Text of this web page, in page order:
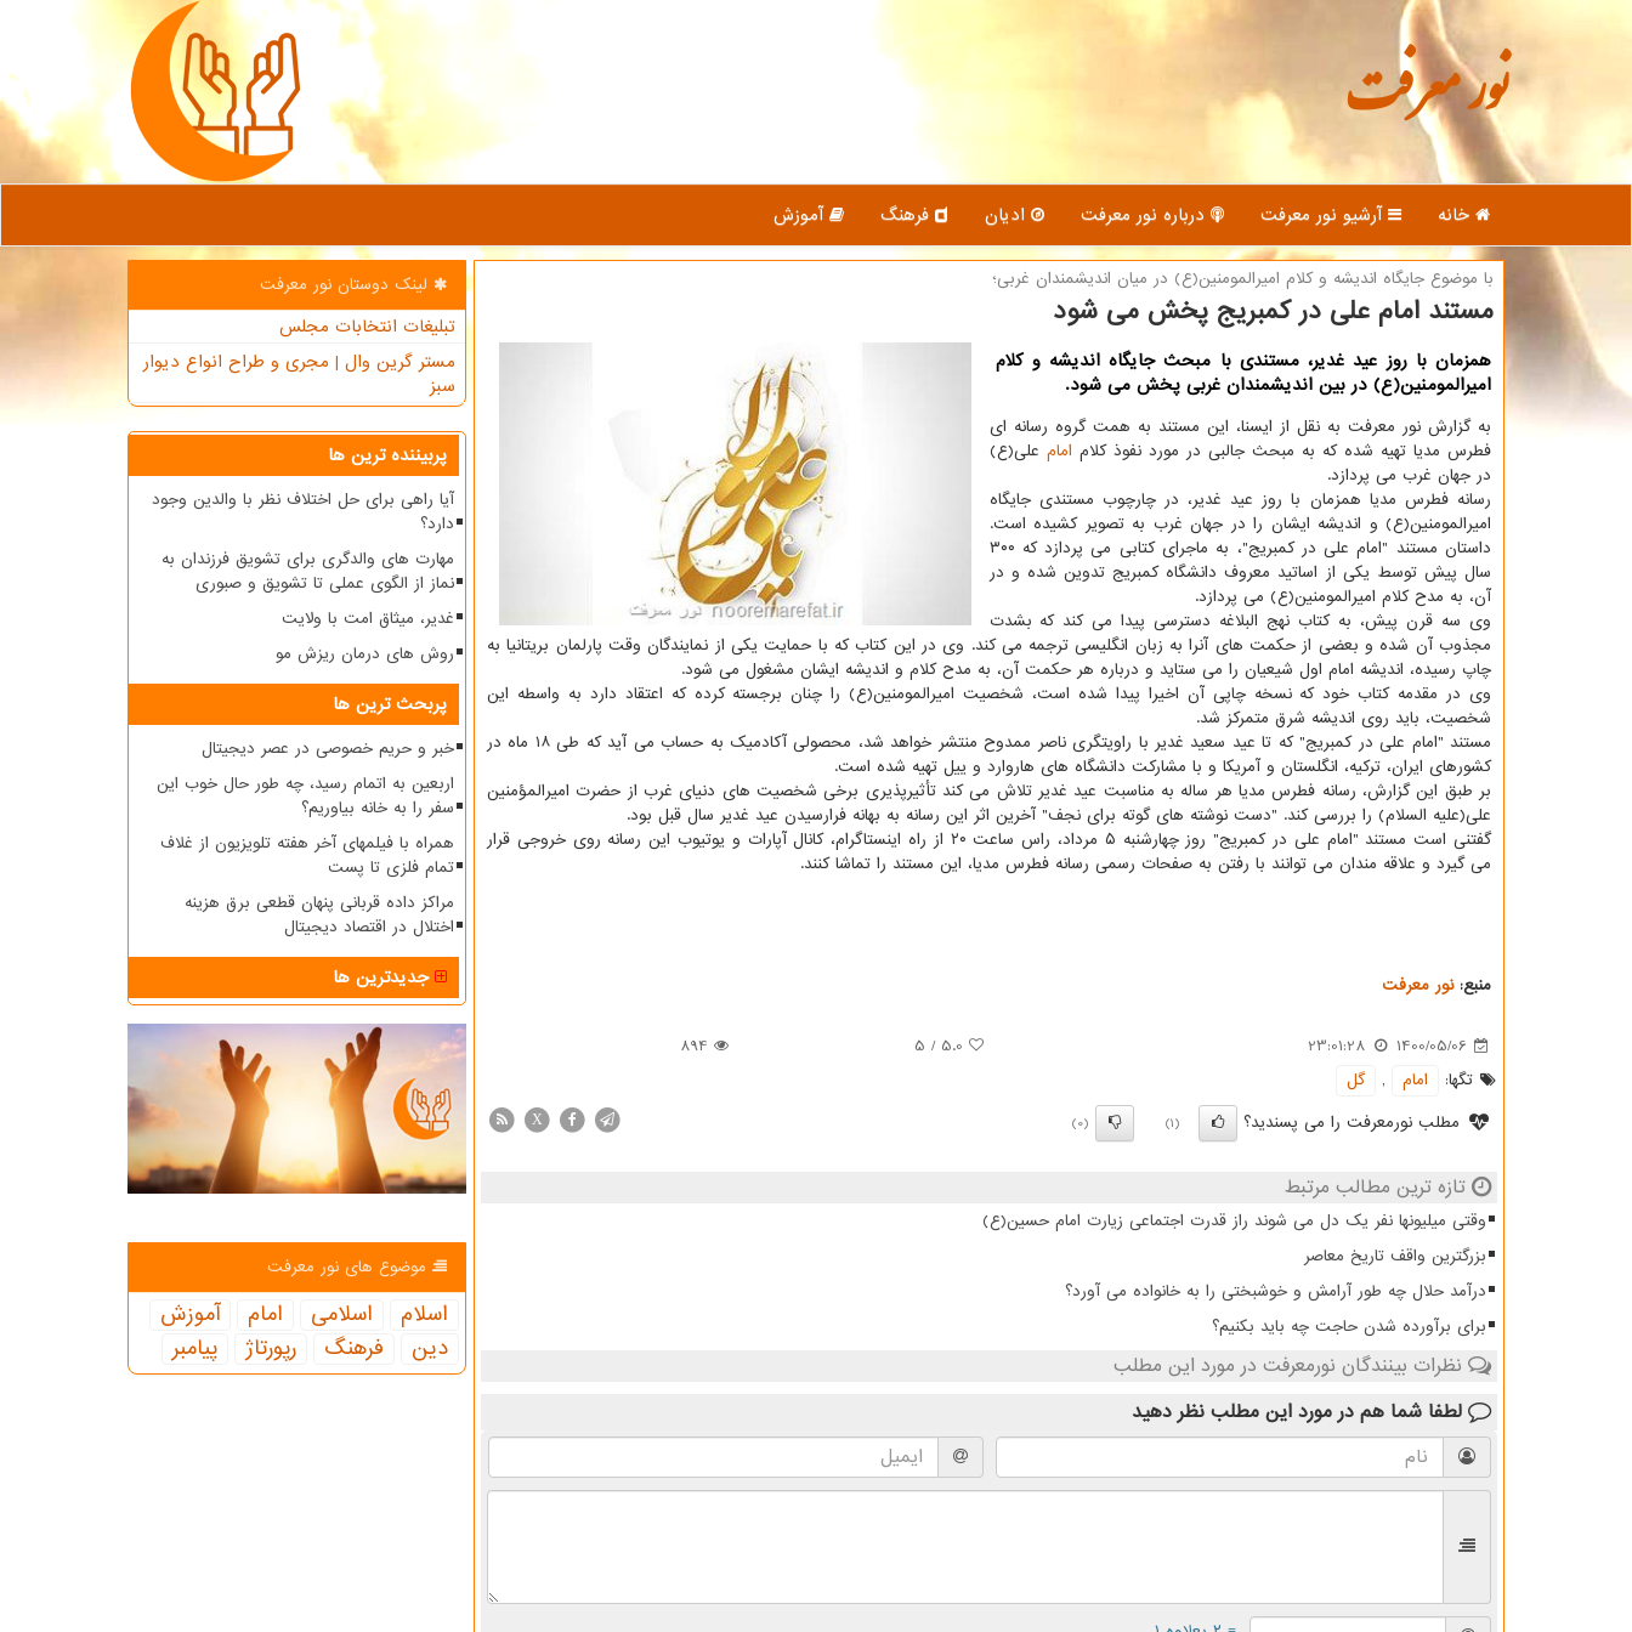
نور معرفت
خانه آرشیو نور معرفت درباره نور معرفت ادیان فرهنگ آموزش
با موضوع جایگاه اندیشه و كلام امیرالمومنین(ع) در میان اندیشمندان غربی؛
مستند امام علی در كمبریج پخش می شود
همزمان با روز عید غدیر، مستندی با مبحث جایگاه اندیشه و کلام
امیرالمومنین(ع) در بین اندیشمندان غربی پخش می شود.
به گزارش نور معرفت به نقل از ایسنا، این مستند به همت گروه رسانه ای
فطرس مدیا تهیه شده که به مبحث جالبی در مورد نفوذ کلام امام علی(ع)
در جهان غرب می پردازد.
رسانه فطرس مدیا همزمان با روز عید غدیر، در چارچوب مستندی جایگاه
امیرالمومنین(ع) و اندیشه ایشان را در جهان غرب به تصویر کشیده است.
داستان مستند "امام علی در کمبریج"، به ماجرای کتابی می پردازد که ۳۰۰
سال پیش توسط یکی از اساتید معروف دانشگاه کمبریج تدوین شده و در
آن، به مدح کلام امیرالمومنین(ع) می پردازد.
وی سه قرن پیش، به کتاب نهج البلاغه دسترسی پیدا می کند که بشدت
مجذوب آن شده و بعضی از حکمت های آنرا به زبان انگلیسی ترجمه می کند. وی در این کتاب که با حمایت یکی از نمایندگان وقت پارلمان بریتانیا به
چاپ رسیده، اندیشه امام اول شیعیان را می ستاید و درباره هر حکمت آن، به مدح کلام و اندیشه ایشان مشغول می شود.
وی در مقدمه کتاب خود که نسخه چاپی آن اخیرا پیدا شده است، شخصیت امیرالمومنین(ع) را چنان برجسته کرده که اعتقاد دارد به واسطه این
شخصیت، باید روی اندیشه شرق متمرکز شد.
مستند "امام علی در کمبریج" که تا عید سعید غدیر با راویتگری ناصر ممدوح منتشر خواهد شد، محصولی آکادمیک به حساب می آید که طی ۱۸ ماه در
کشورهای ایران، ترکیه، انگلستان و آمریکا و با مشارکت دانشگاه های هاروارد و ییل تهیه شده است.
بر طبق این گزارش، رسانه فطرس مدیا هر ساله به مناسبت عید غدیر تلاش می کند تأثیرپذیری برخی شخصیت های دنیای غرب از حضرت امیرالمؤمنین
علی(علیه السلام) را بررسی کند. "دست نوشته های گوته برای نجف" آخرین اثر این رسانه به بهانه فرارسیدن عید غدیر سال قبل بود.
گفتنی است مستند "امام علی در کمبریج" روز چهارشنبه ۵ مرداد، راس ساعت ۲۰ از راه اینستاگرام، کانال آپارات و یوتیوب این رسانه روی خروجی قرار
می گیرد و علاقه مندان می توانند با رفتن به صفحات رسمی رسانه فطرس مدیا، این مستند را تماشا کنند.
منبع:نور معرفت
1400/05/06
23:01:28
5.0
/
5
894
تگها:
امام ,
گل
مطلب نورمعرفت را می پسندید؟
(1)
(0)
X
تازه ترین مطالب مرتبط
وقتی میلیونها نفر یک دل می شوند راز قدرت اجتماعی زیارت امام حسین(ع)
بزرگترین واقف تاریخ معاصر
درآمد حلال چه طور آرامش و خوشبختی را به خانواده می آورد؟
برای برآورده شدن حاجت چه باید بکنیم؟
نظرات بینندگان نورمعرفت در مورد این مطلب
لطفا شما هم در مورد این مطلب نظر دهید
لینک دوستان نور معرفت
تبلیغات انتخابات مجلس
مستر گرین وال | مجری و طراح انواع دیوار
سبز
پربیننده ترین ها
آیا راهی برای حل اختلاف نظر با والدین وجود
دارد؟
مهارت های والدگری برای تشویق فرزندان به
نماز از الگوی عملی تا تشویق و صبوری
غدیر، میثاق امت با ولایت
روش های درمان ریزش مو
پربحث ترین ها
خبر و حریم خصوصی در عصر دیجیتال
اربعین به اتمام رسید، چه طور حال خوب این
سفر را به خانه بیاوریم؟
همراه با فیلمهای آخر هفته تلویزیون از غلاف
تمام فلزی تا پست
مراکز داده قربانی پنهان قطعی برق هزینه
اختلال در اقتصاد دیجیتال
جدیدترین ها
موضوع های نور معرفت
اسلام اسلامی امام
آموزش
دین
فرهنگ رپورتاژ پیامبر